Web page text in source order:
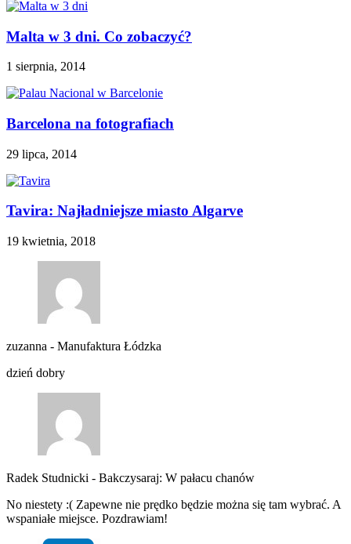
Malta w 3 dni. Co zobaczyć?
1 sierpnia, 2014
Barcelona na fotografiach
29 lipca, 2014
Tavira: Najładniejsze miasto Algarve
19 kwietnia, 2018
zuzanna - Manufaktura Łódzka
dzień dobry
Radek Studnicki - Bakczysaraj: W pałacu chanów
No niestety :( Zapewne nie prędko będzie można się tam wybrać. A
wspaniałe miejsce. Pozdrawiam!